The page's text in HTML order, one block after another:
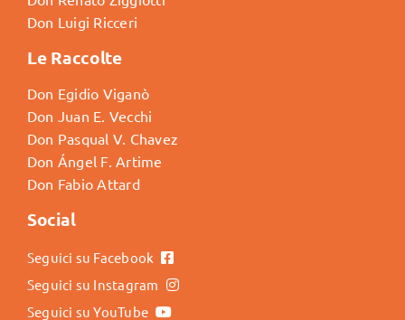
Don Luigi Ricceri
Le Raccolte
Don Egidio Viganò
Don Juan E. Vecchi
Don Pasqual V. Chavez
Don Ángel F. Artime
Don Fabio Attard
Social
Seguici su Facebook
Seguici su Instagram
Seguici su YouTube